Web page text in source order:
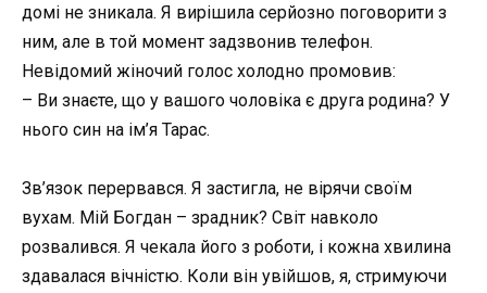
домі не зникала. Я вирішила серйозно поговорити з
ним, але в той момент задзвонив телефон.
Невідомий жіночий голос холодно промовив:
– Ви знаєте, що у вашого чоловіка є друга родина? У
нього син на ім’я Тарас.
Зв’язок перервався. Я застигла, не вірячи своїм
вухам. Мій Богдан – зрадник? Світ навколо
розвалився. Я чекала його з роботи, і кожна хвилина
здавалася вічністю. Коли він увійшов, я, стримуючи